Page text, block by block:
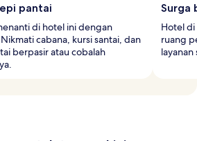
pantai
di hotel ini dengan
cabana, kursi santai, dan
berpasir atau cobalah
Surga
Hotel di
ruang